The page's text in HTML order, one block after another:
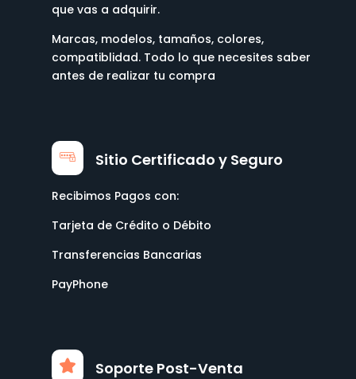
que vas a adquirir.
Marcas, modelos, tamaños, colores,
compatiblidad. Todo lo que necesites saber
antes de realizar tu compra
Sitio Certificado y Seguro
Recibimos Pagos con:
Tarjeta de Crédito o Débito
Transferencias Bancarias
PayPhone
Soporte Post-Venta